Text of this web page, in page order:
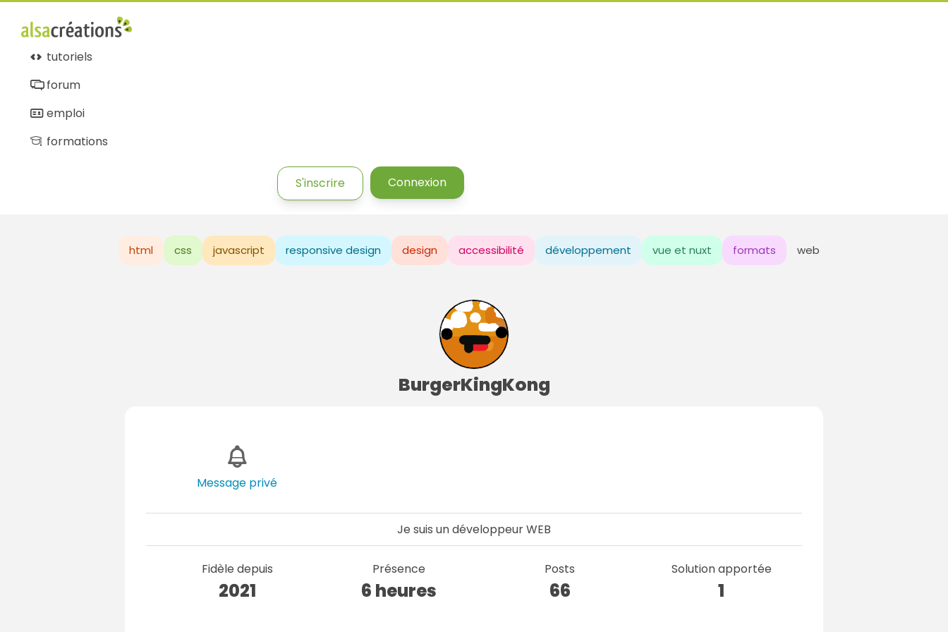
tutoriels
forum
emploi
formations
S'inscrire Connexion
html css javascript responsive design design accessibilité développement vue et nuxt formats web
BurgerKingKong
Message privé
Je suis un développeur WEB
Fidèle depuis
2021
Présence
6 heures
Posts
66
Solution apportée
1